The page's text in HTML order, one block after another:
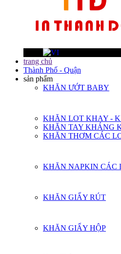
trang chủ
Thành Phố - Quận
sản phẩm
KHĂN ƯỚT BABY
KHĂN LOT KHAY -
KHĂN TAY KHÁNG
KHĂN THƠM CÁC
KHĂN NAPKIN CÁC
KHĂN GIẤY RÚT
KHĂN GIẤY HỘP